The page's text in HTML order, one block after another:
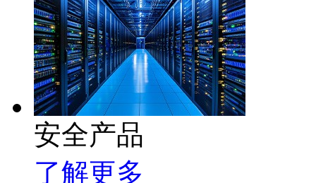
安全产品
了解更多